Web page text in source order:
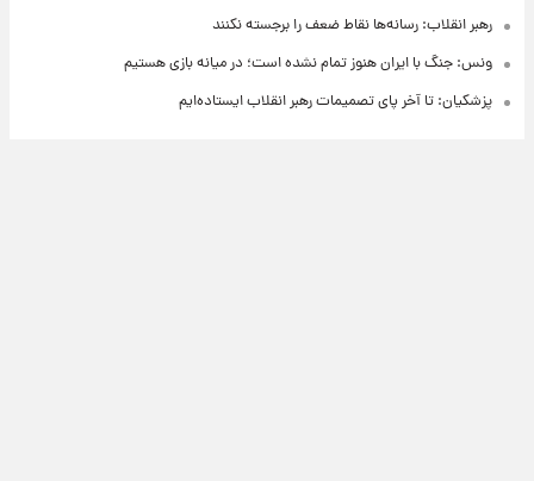
رهبر انقلاب: رسانه‌ها نقاط ضعف را برجسته نکنند
ونس: جنگ با ایران هنوز تمام نشده است؛ در میانه بازی هستیم
پزشکیان: تا آخر پای تصمیمات رهبر انقلاب ایستاده‌ایم